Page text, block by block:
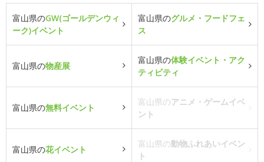
富山県のGW(ゴールデンウィ
ーク)イベント
富山県のグルメ・フードフェ
ス
富山県の物産展
富山県の体験イベント・アク
ティビティ
富山県の無料イベント
富山県のアニメ・ゲームイベ
ント
富山県の花イベント
富山県の動物ふれあいイベン
ト